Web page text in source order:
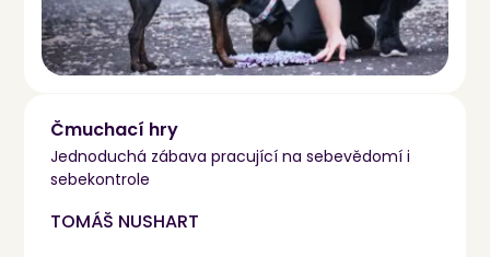
Čmuchací hry
Jednoduchá zábava pracující na sebevědomí i
sebekontrole
TOMÁŠ NUSHART